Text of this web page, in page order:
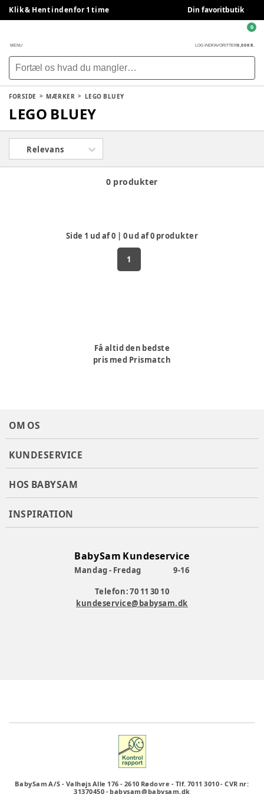
Klik & Hent indenfor 1 time Din favoritbutik
MENU LOG INDFAVORITTER0,00 KR.
0
FORSIDE MÆRKER LEGO BLUEY
LEGO BLUEY
Relevans
0 produkter
Side 1 ud af0 | 0ud af0 produkter
1
Få altid den bedste
pris med Prismatch
OM OS
KUNDESERVICE
HOS BABYSAM
INSPIRATION
BabySam Kundeservice
Mandag - Fredag
9-16
Telefon: 70 11 30 10
kundeservice@babysam.dk
BabySam A/S - Valhøjs Alle 176 - 2610 Rødovre - Tlf. 7011 3010-CVR nr:
31370450 -babysam@babysam.dk